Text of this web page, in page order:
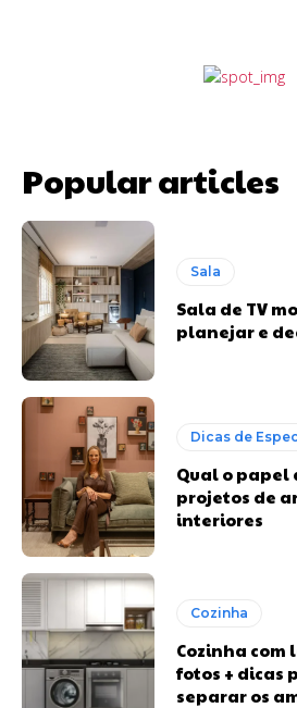
Popular articles
Sala
Sala de TV
planejar e
Dicas de
Qual o papel
projetos de
interiores
Cozinha
Cozinha com
fotos + dicas
separar os